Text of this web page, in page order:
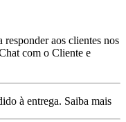
aos clientes nos
com o Cliente e
à entrega. Saiba mais